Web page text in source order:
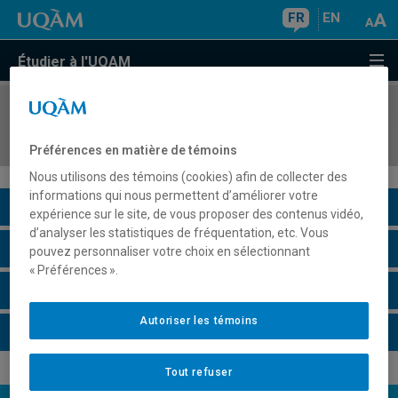
FR EN
Étudier à l'UQAM
COURS//
Description du cours
Horaire - Été 2026
Préférences en matière de témoins
Nous utilisons des témoins (cookies) afin de collecter des
informations qui nous permettent d’améliorer votre
expérience sur le site, de vous proposer des contenus vidéo,
d’analyser les statistiques de fréquentation, etc. Vous
pouvez personnaliser votre choix en sélectionnant
« Préférences ».
Tout refuser
Autoriser les témoins